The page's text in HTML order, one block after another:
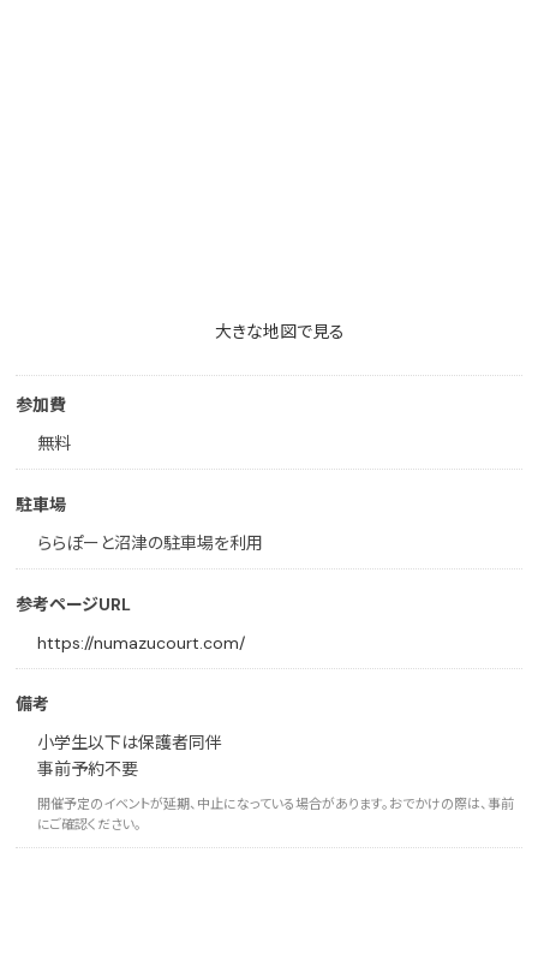
大きな地図で見る
参加費
無料
駐車場
ららぽーと沼津の駐車場を利用
参考ページURL
https://numazucourt.com/
備考
小学生以下は保護者同伴
事前予約不要
開催予定のイベントが延期、中止になっている場合があります。おでかけの際は、事前
にご確認ください。